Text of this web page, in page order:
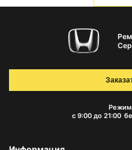
Режим
с 9:00 до 21:00